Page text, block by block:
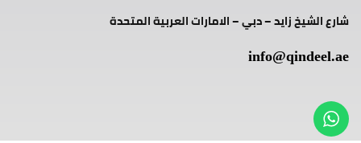
شارع الشيخ زايد – دبي – الامارات العربية المتحدة
info@qindeel.ae